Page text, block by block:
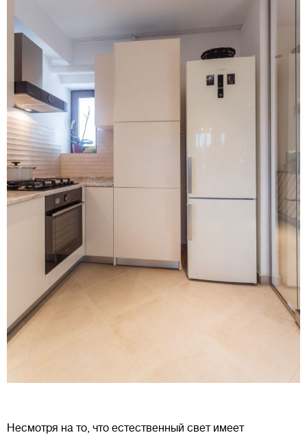
Несмотря на то, что естественный свет имеет